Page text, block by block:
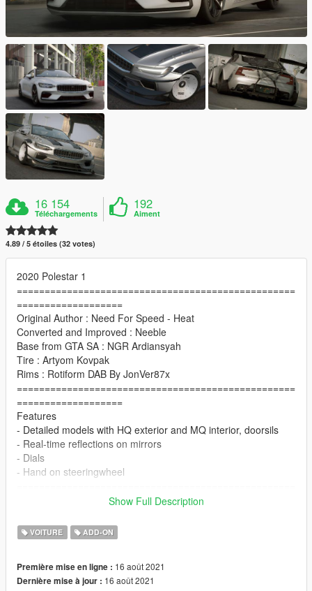
16 154
Téléchargements
192
Aiment
4.89 / 5 étoiles (32 votes)
2020 Polestar 1
==================================================
===================
Original Author : Need For Speed - Heat
Converted and Improved : Neeble
Base from GTA SA : NGR Ardiansyah
Tire : Artyom Kovpak
Rims : Rotiform DAB By JonVer87x
==================================================
===================
Features
- Detailed models with HQ exterior and MQ interior, doorsils
- Real-time reflections on mirrors
- Dials
- Hand on steeringwheel
===================
====== Copy polestarone folder to ======
x:\Grand Theft Auto V\mods\update\x64\dlcpacks.
====== Use OpenIV extract ======
x:\Grand Theft Auto
Show Full Description
VOITURE ADD-ON
Première mise en ligne : 16 août 2021
Dernière mise à jour : 16 août 2021